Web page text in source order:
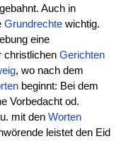
Auch in
Grundrechtewichtig.
eine
christlichen Gerichten
, wo nach dem
beginnt: Bei dem
Vorbedacht od.
mit den Worten
leistet den Eid